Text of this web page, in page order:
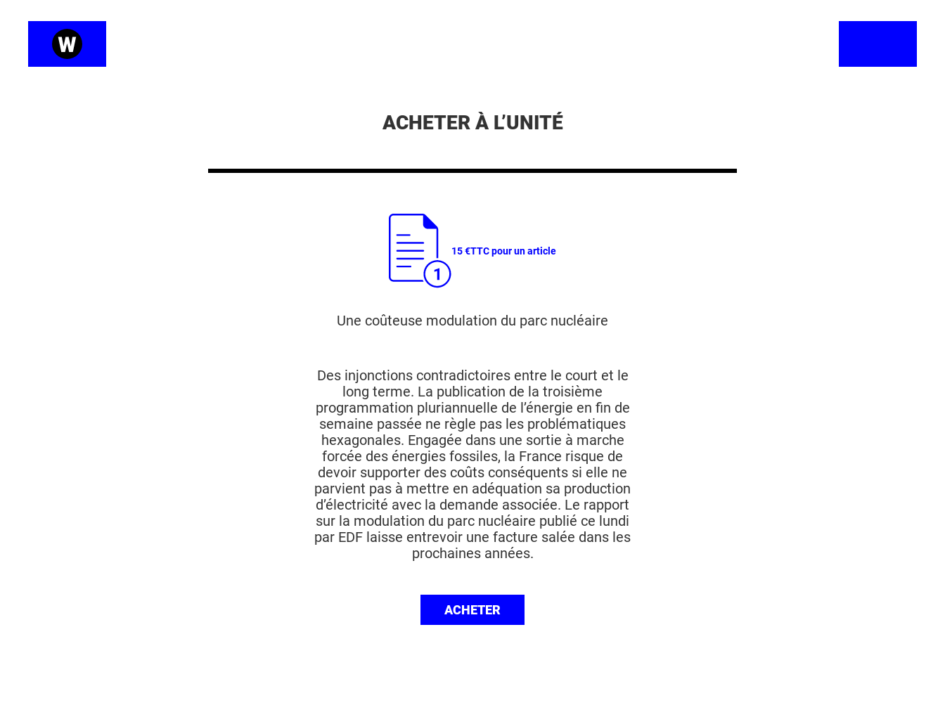
ACHETER À L’UNITÉ
15 €TTC pour un article
Une coûteuse modulation du parc nucléaire
Des injonctions contradictoires entre le court et le
long terme. La publication de la troisième
programmation pluriannuelle de l’énergie en fin de
semaine passée ne règle pas les problématiques
hexagonales. Engagée dans une sortie à marche
forcée des énergies fossiles, la France risque de
devoir supporter des coûts conséquents si elle ne
parvient pas à mettre en adéquation sa production
d’électricité avec la demande associée. Le rapport
sur la modulation du parc nucléaire publié ce lundi
par EDF laisse entrevoir une facture salée dans les
prochaines années.
ACHETER